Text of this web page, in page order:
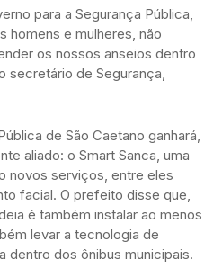
para a Segurança Pública,
homens e mulheres, não
os nossos anseios dentro
secretário de Segurança,
de São Caetano ganhará,
aliado: o Smart Sanca, uma
novos serviços, entre eles
facial. O prefeito disse que,
é também instalar ao menos
levar a tecnologia de
dentro dos ônibus municipais.